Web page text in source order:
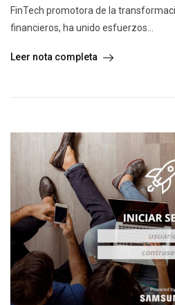
FinTech promotora de la
financieros, ha unido esfuerzos...
Leer nota completa